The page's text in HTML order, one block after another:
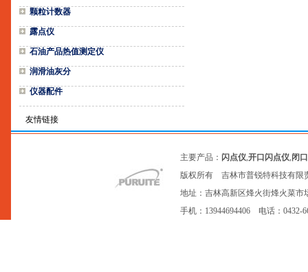
颗粒计数器
露点仪
石油产品热值测定仪
润滑油灰分
仪器配件
友情链接
主要产品： 闪点仪,开口闪点仪,闭
版权所有 吉林市普锐特科技有
地址：吉林高新区烽火街烽火菜
手机：13944694406 电话：0432-